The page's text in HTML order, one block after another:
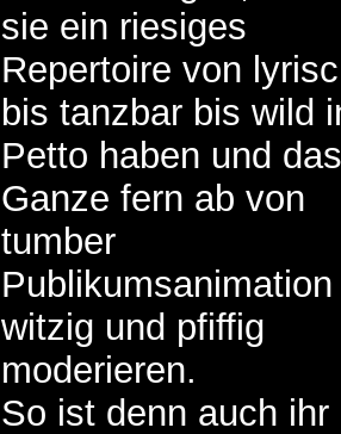
sie ein riesiges
Repertoire von
bis tanzbar bis wild
Petto haben und das
Ganze fern ab von
tumber
Publikumsanimation
witzig und pfiffig
moderieren.
So ist denn auch ihr